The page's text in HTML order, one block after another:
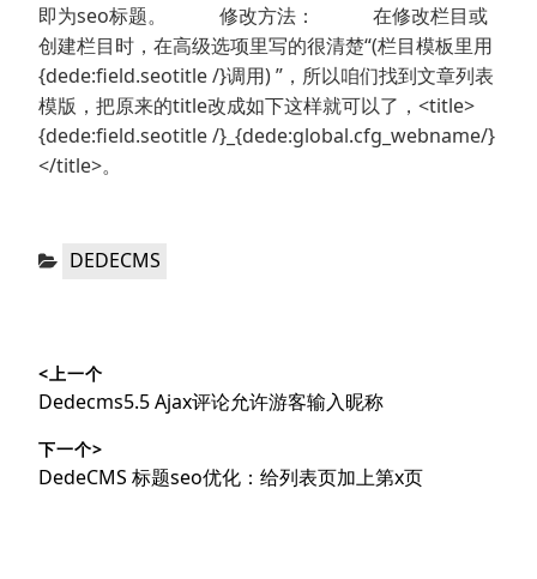
即为seo标题。 修改方法： 在修改栏目或
创建栏目时，在高级选项里写的很清楚“(栏目模板里用
{dede:field.seotitle /}调用) ”，所以咱们找到文章列表
模版，把原来的title改成如下这样就可以了，<title>
{dede:field.seotitle /}_{dede:global.cfg_webname/}
</title>。
分
DEDECMS
章
导
航
<上一个
上
文
章：
Dedecms5.5 Ajax评论允许游客输入昵称
下一个>
下
DedeCMS 标题seo优化：给列表页加上第x页